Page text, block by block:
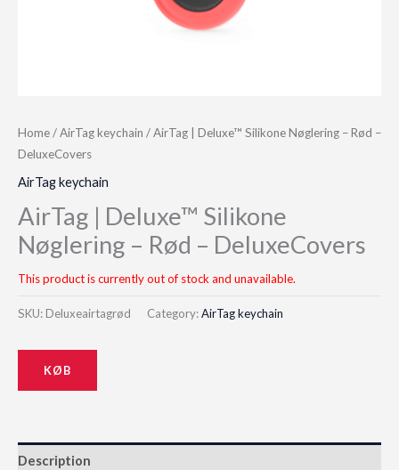
Home/AirTag keychain / AirTag | Deluxe™ Silikone Nøglering – Rød –
DeluxeCovers
AirTag keychain
AirTag | Deluxe™ Silikone
Nøglering – Rød – DeluxeCovers
This product is currently out of stock and unavailable.
SKU: Deluxeairtagrød Category:AirTag keychain
KØB
Description